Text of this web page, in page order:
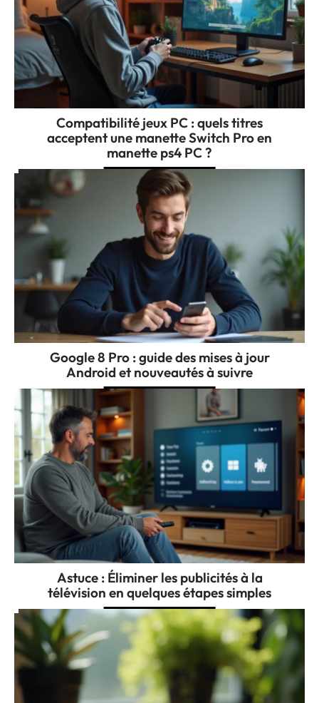
Compatibilité jeux PC : quels titres
acceptent une manette Switch Pro en
manette ps4 PC ?
Google 8 Pro : guide des mises à jour
Android et nouveautés à suivre
Astuce : Éliminer les publicités à la
télévision en quelques étapes simples